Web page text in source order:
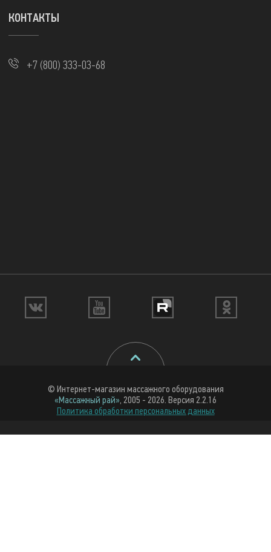
КОНТАКТЫ
+7 (800) 333-03-68
© Интернет-магазин массажного оборудования
«Массажный рай», 2005 - 2026. Версия 2.2.16
Политика обработки персональных данных